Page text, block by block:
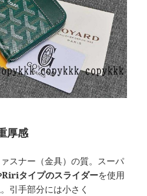
厚感
スナー（金具）の質。スーパ
タイプのスライダーを使用
引手部分には小さく